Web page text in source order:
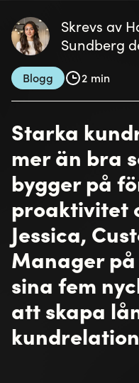
Skrevs av
Sundberg
Blogg 2 min
Starka
mer än bra
bygger på
proaktivitet
Jessica,
Manager
sina fem
att skapa